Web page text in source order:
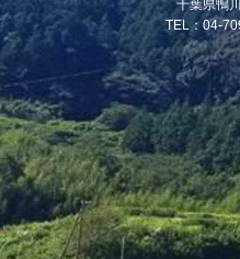
千葉県鴨
TEL：04-